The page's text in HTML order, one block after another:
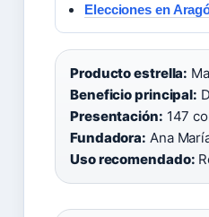
Elecciones en
Producto estrella:
Beneficio principal:
Presentación: 147
Fundadora: Ana
Uso recomendado: